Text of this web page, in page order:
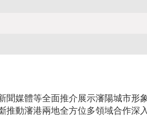
媒體等全面推介展示瀋陽城市形
動瀋港兩地全方位多領域合作深